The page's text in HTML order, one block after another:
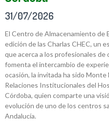
31/07/2026
El Centro de Almacenamiento de
edición de las Charlas CHEC, un
que acerca a los profesionales
fomenta el intercambio de
ocasión, la invitada ha sido
Relaciones Institucionales del
Córdoba, quien comparte una
evolución de uno de los centros
Andalucía.